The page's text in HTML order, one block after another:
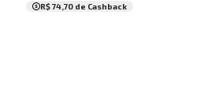
R$ 74,70 de Cashback